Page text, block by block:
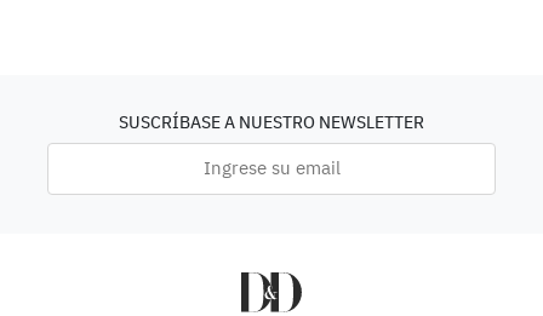
SUSCRÍBASE A NUESTRO NEWSLETTER